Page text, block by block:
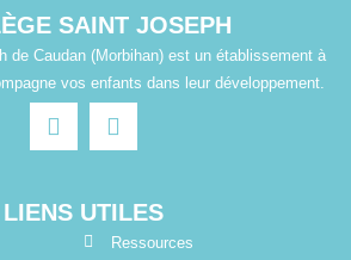
SAINT JOSEPH
de Caudan (Morbihan) est un établissement à
vos enfants dans leur développement.
LIENS UTILES
Ressources